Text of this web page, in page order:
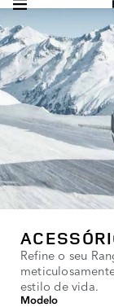
Refine o seu
estilo de vida.
Modelo